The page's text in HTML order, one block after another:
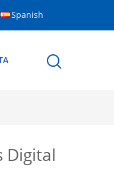
Spanish
Digital